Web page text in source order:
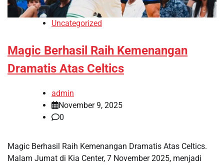
Uncategorized
Magic Berhasil Raih Kemenangan
Dramatis Atas Celtics
admin
November 9, 2025
0
Magic Berhasil Raih Kemenangan Dramatis Atas Celtics.
Malam Jumat di Kia Center, 7 November 2025, menjadi